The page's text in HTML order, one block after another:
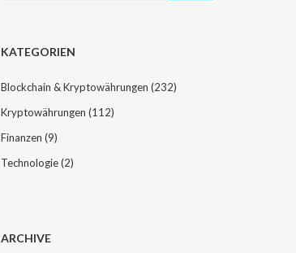
KATEGORIEN
Blockchain & Kryptowährungen (232)
Kryptowährungen (112)
Finanzen (9)
Technologie(2)
ARCHIVE